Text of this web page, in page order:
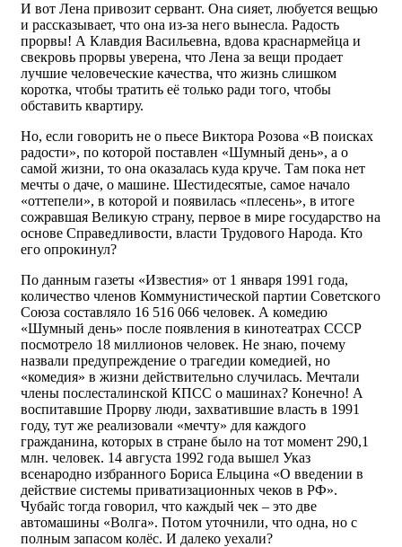
И вот Лена привозит сервант. Она сияет, любуется вещью
и рассказывает, что она из-за него вынесла. Радость
прорвы! А Клавдия Васильевна, вдова краснармейца и
свекровь прорвы уверена, что Лена за вещи продает
лучшие человеческие качества, что жизнь слишком
коротка, чтобы тратить её только ради того, чтобы
обставить квартиру.
Но, если говорить не о пьесе Виктора Розова «В поисках
радости», по которой поставлен «Шумный день», а о
самой жизни, то она оказалась куда круче. Там пока нет
мечты о даче, о машине. Шестидесятые, самое начало
«оттепели», в которой и появилась «плесень», в итоге
сожравшая Великую страну, первое в мире государство на
основе Справедливости, власти Трудового Народа. Кто
его опрокинул?
По данным газеты «Известия» от 1 января 1991 года,
количество членов Коммунистической партии Советского
Союза составляло 16 516 066 человек. А комедию
«Шумный день» после появления в кинотеатрах СССР
посмотрело 18 миллионов человек. Не знаю, почему
назвали предупреждение о трагедии комедией, но
«комедия» в жизни действительно случилась. Мечтали
члены послесталинской КПСС о машинах? Конечно! А
воспитавшие Прорву люди, захватившие власть в 1991
году, тут же реализовали «мечту» для каждого
гражданина, которых в стране было на тот момент 290,1
млн. человек. 14 августа 1992 года вышел Указ
всенародно избранного Бориса Ельцина «О введении в
действие системы приватизационных чеков в РФ».
Чубайс тогда говорил, что каждый чек – это две
автомашины «Волга». Потом уточнили, что одна, но с
полным запасом колёс. И далеко уехали?